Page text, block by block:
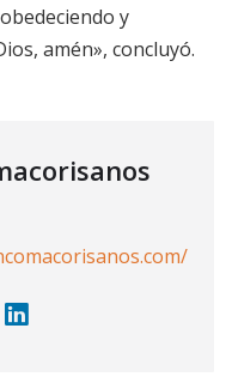
y
amén», concluyó.